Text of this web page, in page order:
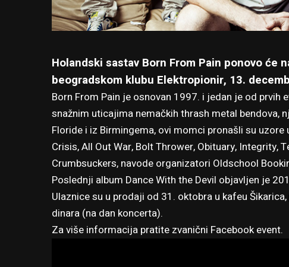
Holandski sastav Born From Pain ponovo će
beogradskom klubu Elektropionir, 13.
Born From Pain je osnovan 1997. i jedan je od
snažnim uticajima nemačkih thrash metal bendova,
Floride i iz Birmingema, ovi momci pronašli su
Crisis, All Out War, Bolt Thrower, Obituary, Integrity,
Crumbsuckers, navode organizatori Oldschool
Poslednji album Dance With the Devil objavljen je
Ulaznice su u prodaji od 31. oktobra u kafeu
dinara (na dan koncerta).
Za više informacija pratite zvanični Facebook event.